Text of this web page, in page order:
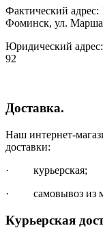
Фактический адрес:
Фоминск, ул.
Юридический
92
Доставка.
Наш интернет-
доставки:
· курьерская;
· самовывоз из
Курьерская